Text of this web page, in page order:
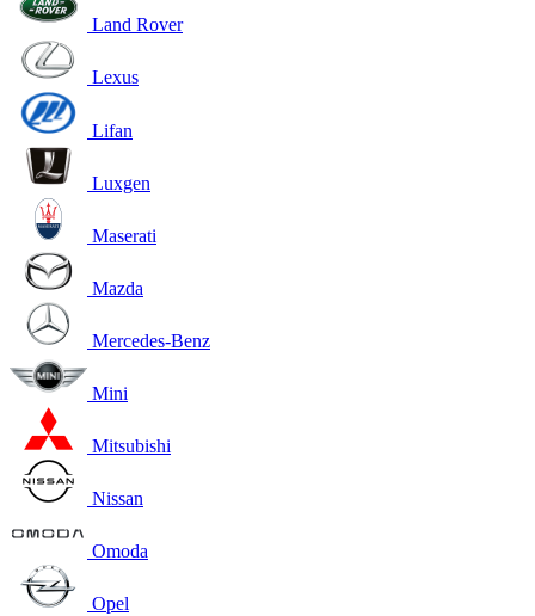
Land Rover
Lexus
Lifan
Luxgen
Maserati
Mazda
Mercedes-Benz
Mini
Mitsubishi
Nissan
Omoda
Opel